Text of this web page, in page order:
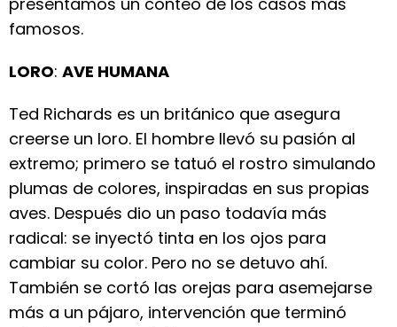
famosos.
LORO: AVE HUMANA
Ted Richards es un británico que asegura
creerse un loro. El hombre llevó su pasión al
extremo; primero se tatuó el rostro simulando
plumas de colores, inspiradas en sus propias
aves. Después dio un paso todavía más
radical: se inyectó tinta en los ojos para
cambiar su color. Pero no se detuvo ahí.
También se cortó las orejas para asemejarse
más a un pájaro, intervención que terminó